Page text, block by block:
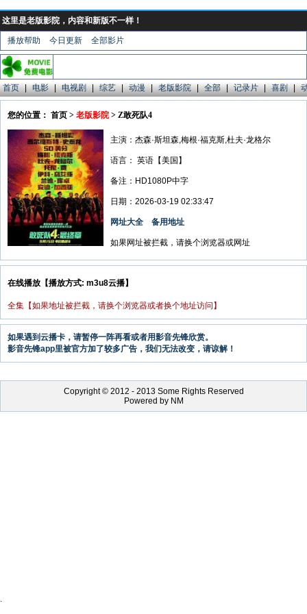
这里是老版影院，内容和新版不一样！
播放帮助 今日更新 全部影片
首页 | 电影 | 电视剧 | 综艺 | 动漫 | 老版影院 | 全部 | 记录片 | 喜剧 |
您的位置： 首页 > 老版影院 > Z敢死队4
主演：杰森·斯坦森,梅根·福克斯,杜夫·龙格尔
语言： 英语【美国】
备注：HD1080P中字
日期：2026-03-19 02:33:47
网址大全 备用地址
如果网址被拦截，请换个浏览器或网址
在线播放【播放方式: m3u8云播】
全集【如果地址被拦截，请换个浏览器或者换个地址访问】
如果遇到云播卡，请暂停一阵再看或者用影音先锋欣赏。
影音先锋app里被官方加了较多广告，我们无法改变，请谅解！
Copyright © 2012 - 2013 Some Rights Reserved
Powered by NM
.